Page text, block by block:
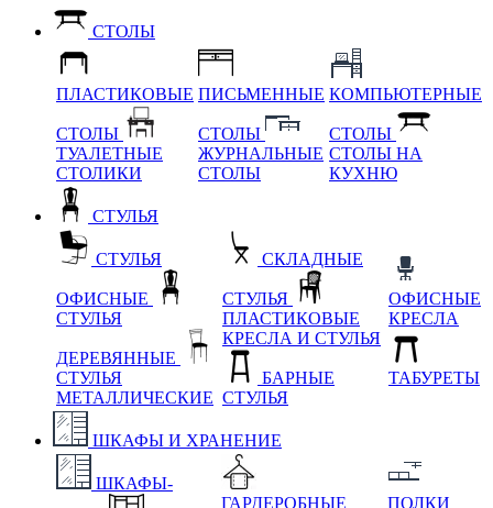
СТОЛЫ
ПЛАСТИКОВЫЕ
СТОЛЫ
ТУАЛЕТНЫЕ
СТОЛИКИ
ПИСЬМЕННЫЕ
СТОЛЫ
ЖУРНАЛЬНЫЕ
СТОЛЫ
КОМПЬЮТЕРНЫЕ
СТОЛЫ
СТОЛЫ НА
КУХНЮ
СТУЛЬЯ
СТУЛЬЯ
ОФИСНЫЕ
СТУЛЬЯ
ДЕРЕВЯННЫЕ
СТУЛЬЯ
МЕТАЛЛИЧЕСКИЕ
СКЛАДНЫЕ
СТУЛЬЯ
ПЛАСТИКОВЫЕ
КРЕСЛА И СТУЛЬЯ
БАРНЫЕ
СТУЛЬЯ
ОФИСНЫЕ
КРЕСЛА
ТАБУРЕТЫ
ШКАФЫ И ХРАНЕНИЕ
ШКАФЫ-
ГАРДЕРОБНЫЕ
ПОЛКИ